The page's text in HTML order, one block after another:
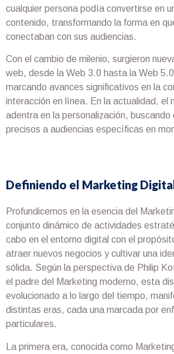
cualquier persona podía convertirse en
contenido, transformando la forma en
conectaban con sus audiencias.
Con el cambio de milenio, surgieron
web, desde la Web 3.0 hasta la Web
marcando avances significativos en la
interacción en línea. En la actualidad, el
adentra en la personalización, buscando
precisos a audiencias específicas en
Definiendo el Marketing
Profundicemos en la esencia del
conjunto dinámico de actividades
cabo en el entorno digital con el
atraer nuevos negocios y cultivar una
sólida. Según la perspectiva de Philip
el padre del Marketing moderno, esta
evolucionado a lo largo del tiempo,
distintas eras, cada una marcada por
particulares.
La primera era, conocida como